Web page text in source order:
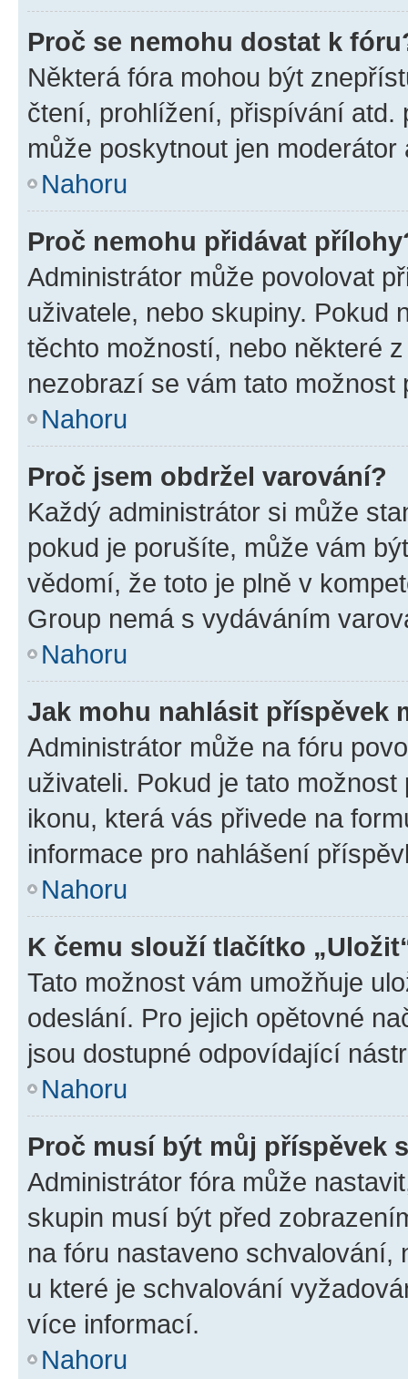
Proč se nemohu dostat k
Některá fóra mohou být
čtení, prohlížení, přispívání atd.
může poskytnout jen
Nahoru
Proč nemohu přidávat
Administrátor může povolovat
uživatele, nebo skupiny. Pokud
těchto možností, nebo některé
nezobrazí se vám tato
Nahoru
Proč jsem obdržel varování?
Každý administrátor si může
pokud je porušíte, může vám
vědomí, že toto je plně v
Group nemá s vydáváním
Nahoru
Jak mohu nahlásit příspěvek
Administrátor může na fóru
uživateli. Pokud je tato
ikonu, která vás přivede na
informace pro nahlášení
Nahoru
K čemu slouží tlačítko
Tato možnost vám umožňuje
odeslání. Pro jejich opětovné
jsou dostupné odpovídající
Nahoru
Proč musí být můj příspěvek
Administrátor fóra může
skupin musí být před
na fóru nastaveno schvalování,
u které je schvalování
více informací.
Nahoru